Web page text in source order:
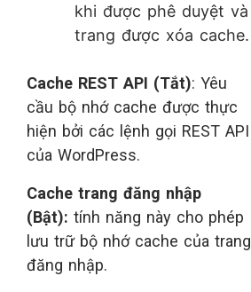
khi được phê duyệt và
trang được xóa cache.
Cache REST API (Tắt): Yêu
cầu bộ nhớ cache được thực
hiện bởi các lệnh gọi REST API
của WordPress.
Cache trang đăng nhập
(Bật): tính năng này cho phép
lưu trữ bộ nhớ cache của trang
đăng nhập.